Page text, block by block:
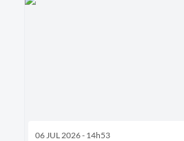
06 JUL 2026 - 14h53